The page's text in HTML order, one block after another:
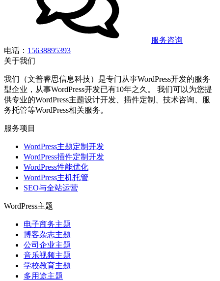
服务咨询
电话： 15638895393
关于我们
我们（文普睿思信息科技）是专门从事WordPress开发的服务
型企业，从事WordPress开发已有10年之久。 我们可以为您提
供专业的WordPress主题设计开发、插件定制、技术咨询、服
务托管等WordPress相关服务。
服务项目
WordPress主题定制开发
WordPress插件定制开发
WordPress性能优化
WordPress主机托管
SEO与全站运营
WordPress主题
电子商务主题
博客杂志主题
公司企业主题
音乐视频主题
学校教育主题
多用途主题